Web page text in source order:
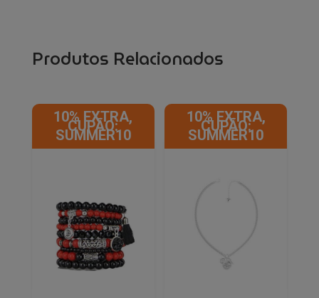
Produtos Relacionados
10% EXTRA,
CUPÃO:
SUMMER10
10% EXTRA,
CUPÃO:
SUMMER10